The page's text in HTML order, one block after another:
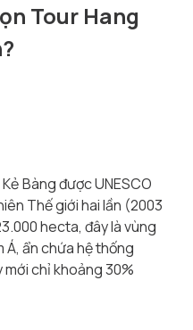
Tour Hang
Bàng được UNESCO
Thế giới hai lần (2003
hecta, đây là vùng
Á, ẩn chứa hệ thống
mới chỉ khoảng 30%